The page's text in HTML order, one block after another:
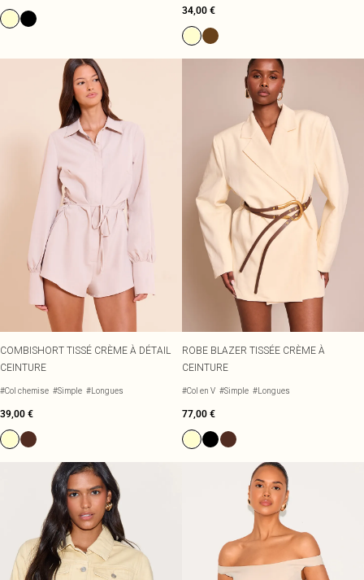
34,00 €
COMBISHORT TISSÉ CRÈME À DÉTAIL
CEINTURE
#Col chemise #Simple #Longues
39,00 €
ROBE BLAZER TISSÉE CRÈME À
CEINTURE
#Col en V #Simple #Longues
77,00 €